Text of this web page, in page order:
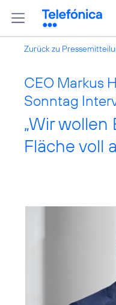
Zurück zu
CEO Markus
Sonntag
„Wir
Fläche voll